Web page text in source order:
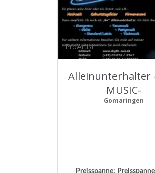
ProArtist
Alleinunterhalter
MUSIC-
Gomaringen